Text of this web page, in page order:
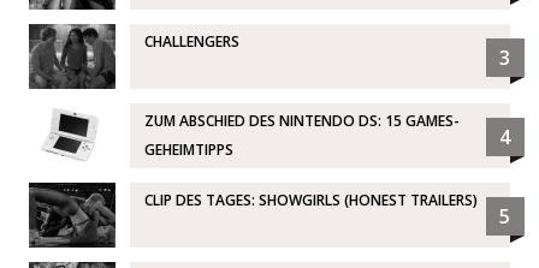
CHALLENGERS
3
ZUM ABSCHIED DES NINTENDO DS: 15 GAMES-
GEHEIMTIPPS
4
CLIP DES TAGES: SHOWGIRLS (HONEST TRAILERS)
5